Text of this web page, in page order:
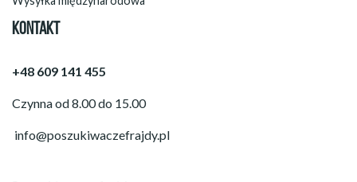
KONTAKT
+48 609 141 455
Czynna od 8.00 do 15.00
info@poszukiwaczefrajdy.pl